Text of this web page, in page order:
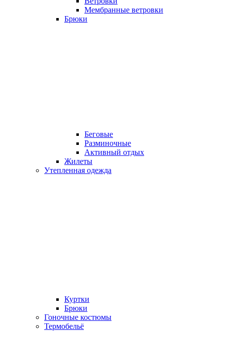
Мембранные ветровки
Брюки
Беговые
Разминочные
Активный отдых
Жилеты
Утепленная одежда
Куртки
Брюки
Гоночные костюмы
Термобельё